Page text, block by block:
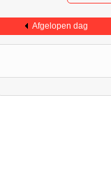
Afgelopen dag